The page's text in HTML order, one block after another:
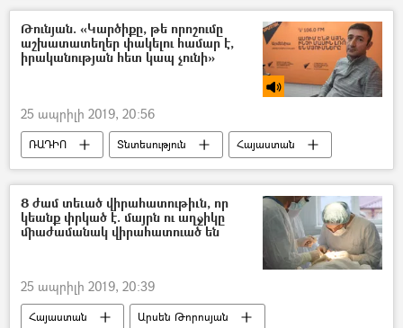
Թունյան. «Կարծիքը, թե որոշումը
աշխատատեղեր փակելու համար է,
իրականության հետ կապ չունի»
25 ապրիլի 2019, 20:56
ՌԱԴԻՈ Տնտեսություն
Հայաստան
Բարգավաճ Հայաստան կուսակցություն (ԲՀԿ)
«Իմ քայլը» դաշինք
8 ժամ տեւած վիրահատութիւն, որ
կեանք փրկած է. մայրն ու աղջիկը
միաժամանակ վիրահատուած են
25 ապրիլի 2019, 20:39
Հայաստան
Արսեն Թորոսյան